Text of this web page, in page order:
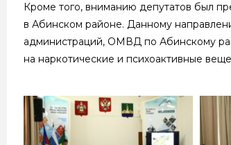
Кроме того, вниманию депутатов был
в Абинском районе. Данному
администраций, ОМВД по Абинскому
на наркотические и психоактивные